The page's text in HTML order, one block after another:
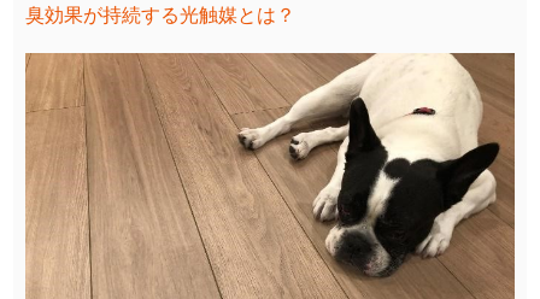
臭効果が持続する光触媒とは？